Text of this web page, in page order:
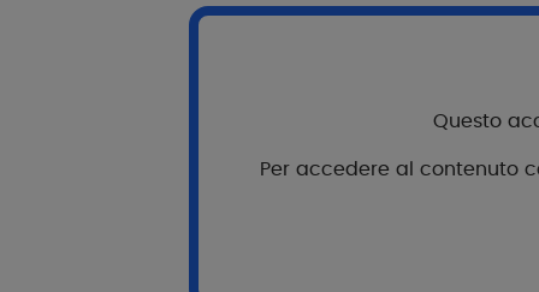
Questo
Per accedere al contenuto